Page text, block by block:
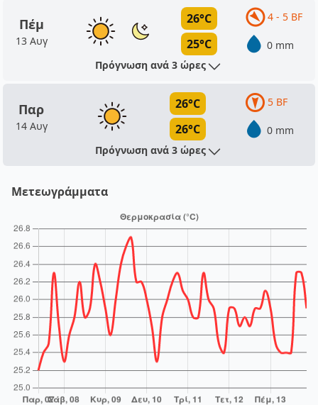
Πέμ
13 Αυγ
26°C
25°C
4 - 5 BF
0 mm
Πρόγνωση ανά 3 ώρες
Παρ
14 Αυγ
26°C
26°C
5 BF
0 mm
Πρόγνωση ανά 3 ώρες
Μετεωγράμματα